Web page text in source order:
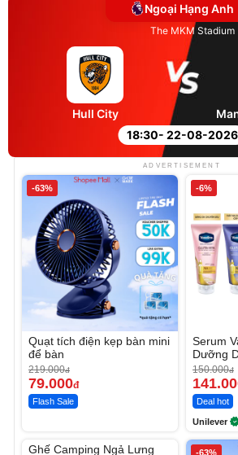
Ngoại Hạng Anh
The MKM Stadium
18:30- 22-08-2026
Hull City
ADVERTISEMENT
-63%
Quạt tích điện kẹp bàn mini
để bàn
219.000đ
79.000đ
Flash Sale
-6%
Serum
Dưỡng
Ngày
150.000đ
Deal hot
Unilever
-49%
Ghế Camping Ngả Lưng
-63%